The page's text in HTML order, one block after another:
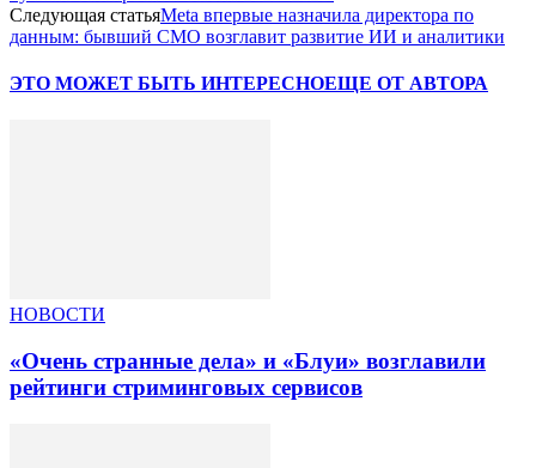
Следующая статьяMeta впервые назначила директора по
данным: бывший CMO возглавит развитие ИИ и аналитики
ЭТО МОЖЕТ БЫТЬ ИНТЕРЕСНОЕЩЕ ОТ АВТОРА
НОВОСТИ
«Очень странные дела» и «Блуи» возглавили
рейтинги стриминговых сервисов